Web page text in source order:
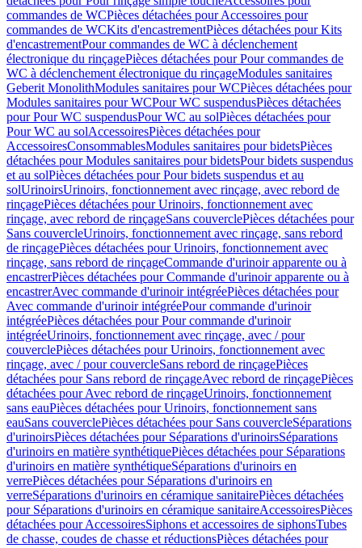
commandes de WCPièces détachées pour Accessoires pour
commandes de WCKits d'encastrementPièces détachées pour Kits
d'encastrementPour commandes de WC à déclenchement
électronique du rinçagePièces détachées pour Pour commandes de
WC à déclenchement électronique du rinçageModules sanitaires
Geberit MonolithModules sanitaires pour WCPièces détachées pour
Modules sanitaires pour WCPour WC suspendusPièces détachées
pour Pour WC suspendusPour WC au solPièces détachées pour
Pour WC au solAccessoiresPièces détachées pour
AccessoiresConsommablesModules sanitaires pour bidetsPièces
détachées pour Modules sanitaires pour bidetsPour bidets suspendus
et au solPièces détachées pour Pour bidets suspendus et au
solUrinoirsUrinoirs, fonctionnement avec rinçage, avec rebord de
rinçagePièces détachées pour Urinoirs, fonctionnement avec
rinçage, avec rebord de rinçageSans couverclePièces détachées pour
Sans couvercleUrinoirs, fonctionnement avec rinçage, sans rebord
de rinçagePièces détachées pour Urinoirs, fonctionnement avec
rinçage, sans rebord de rinçageCommande d'urinoir apparente ou à
encastrerPièces détachées pour Commande d'urinoir apparente ou à
encastrerAvec commande d'urinoir intégréePièces détachées pour
Avec commande d'urinoir intégréePour commande d'urinoir
intégréePièces détachées pour Pour commande d'urinoir
intégréeUrinoirs, fonctionnement avec rinçage, avec / pour
couverclePièces détachées pour Urinoirs, fonctionnement avec
rinçage, avec / pour couvercleSans rebord de rinçagePièces
détachées pour Sans rebord de rinçageAvec rebord de rinçagePièces
détachées pour Avec rebord de rinçageUrinoirs, fonctionnement
sans eauPièces détachées pour Urinoirs, fonctionnement sans
eauSans couverclePièces détachées pour Sans couvercleSéparations
d'urinoirsPièces détachées pour Séparations d'urinoirsSéparations
d'urinoirs en matière synthétiquePièces détachées pour Séparations
d'urinoirs en matière synthétiqueSéparations d'urinoirs en
verrePièces détachées pour Séparations d'urinoirs en
verreSéparations d'urinoirs en céramique sanitairePièces détachées
pour Séparations d'urinoirs en céramique sanitaireAccessoiresPièces
détachées pour AccessoiresSiphons et accessoires de siphonsTubes
de chasse, coudes de chasse et réductionsPièces détachées pour